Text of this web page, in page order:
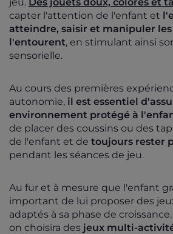
capter l'attention de l'enfant et
atteindre, saisir et manipuler
l'entourent, en stimulant ainsi
sensorielle.
Au cours des premières
autonomie, il est essentiel
environnement protégé à
de placer des coussins ou des
de l'enfant et de toujours rester
pendant les séances de jeu.
Au fur et à mesure que l'enfant
important de lui proposer des
adaptés à sa phase de
on choisira des jeux multi-